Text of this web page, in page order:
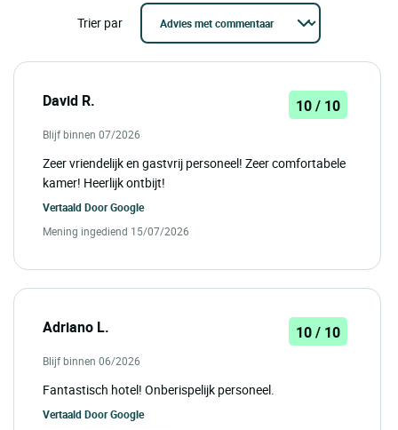
Trier par
David R. 10 / 10
Blijf binnen 07/2026
Zeer vriendelijk en gastvrij personeel! Zeer comfortabele
kamer! Heerlijk ontbijt!
Vertaald DoorGoogle
Mening ingediend 15/07/2026
Adriano L. 10 / 10
Blijf binnen 06/2026
Fantastisch hotel! Onberispelijk personeel.
Vertaald DoorGoogle